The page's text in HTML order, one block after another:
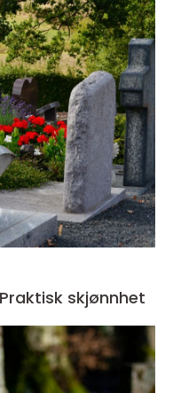
skjønnhet